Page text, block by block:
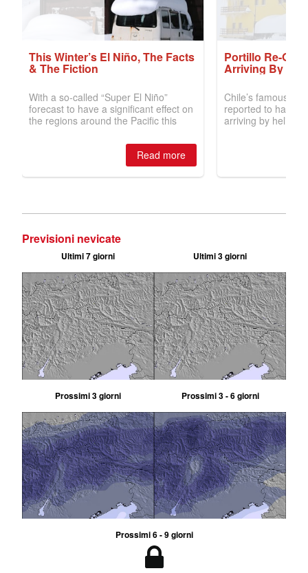
Previsioni nevicate
Ultimi 7 giorni Ultimi 3 giorni
Prossimi 3 giorni Prossimi 3 - 6 giorni
Prossimi 6 - 9 giorni